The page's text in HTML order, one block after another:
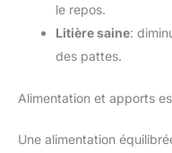
le repos.
Litière saine:
des pattes.
Alimentation et apports
Une alimentation